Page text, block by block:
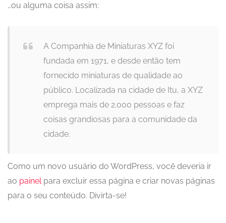
…ou alguma coisa assim:
A Companhia de Miniaturas XYZ foi
fundada em 1971, e desde então tem
fornecido miniaturas de qualidade ao
público. Localizada na cidade de Itu, a XYZ
emprega mais de 2.000 pessoas e faz
coisas grandiosas para a comunidade da
cidade.
Como um novo usuário do WordPress, você deveria ir
ao painelpara excluir essa página e criar novas páginas
para o seu conteúdo. Divirta-se!